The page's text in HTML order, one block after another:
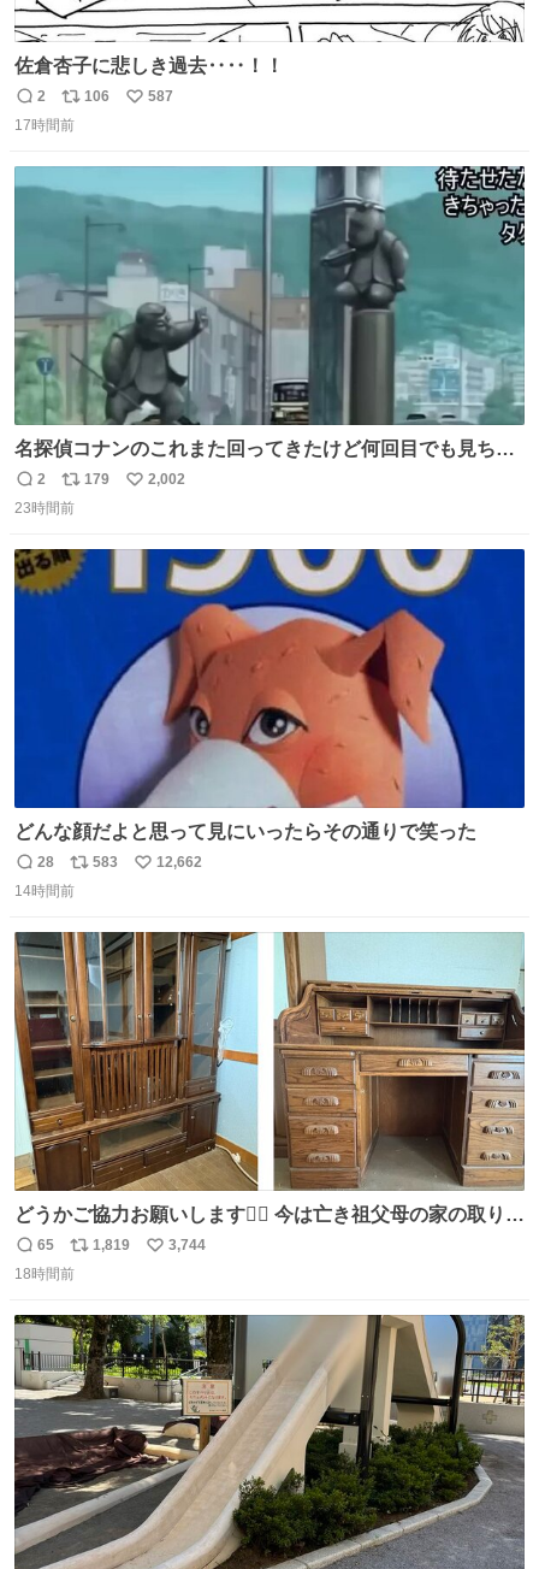
佐倉杏子に悲しき過去‥‥！！
返
信
2
リ
ポ
106
い
587
17時間前
名探偵コナンのこれまた回ってきたけど何回目でも見ちゃ
う魔力あるのよな
返
信
2
リ
ポ
ト
数
179
い
2,002
23時間前
どんな顔だよと思って見にいったらその通りで笑った
返
信
28
リ
ポ
ト
数
583
い
数
12,662
14時間前
どうかご協力お願いします🙇‍♂️ 今は亡き祖父母の家の取り壊
しが決まり、どうしても処分して欲しくない食器棚と机の
引き取り手を探しております この2つは私の祖母が当初一
さで亡くなりましたが、この家具達をとても大切にしてお
りました 続く↓
返
信
65
リ
ポ
ト
数
1,819
い
数
3,744
18時間前